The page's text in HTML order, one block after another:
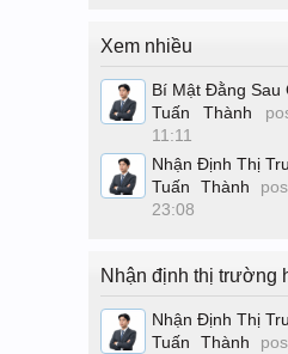
Xem nhiều
Bí Mật Đằng Sau
Tuấn Thành
11:11
Nhận Định Thị
Tuấn Thành
23:08
Nhận định thị trường
Nhận Định Thị
Tuấn Thành